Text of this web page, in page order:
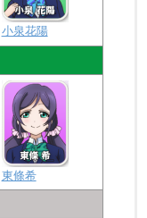
小泉花陽
東條希